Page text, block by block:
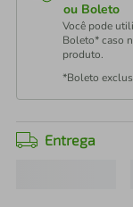
ou Boleto
Você pode
Boleto* caso
produto.
*Boleto
Entrega